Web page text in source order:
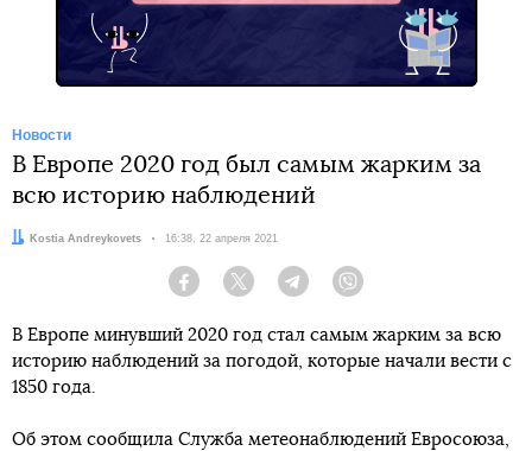
Новости
В Европе 2020 год был самым жарким за
всю историю наблюдений
Автор:Kostia Andreykovets Дата:
16:38, 22 апреля 2021
Facebook Twitter Telegram
В Европе минувший 2020 год стал самым жарким за всю
историю наблюдений за погодой, которые начали вести с
1850 года.
Об этом сообщила Служба метеонаблюдений Евросоюза,